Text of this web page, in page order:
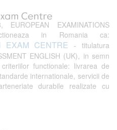
EXAMINATIONS
in Romania ca:
EXAM CENTRE - titulatura
ENGLISH (UK), in semn
functionale: livrarea de
internationale, servicii de
durabile realizate cu